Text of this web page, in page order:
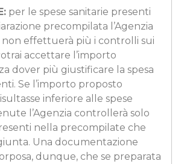
per le spese sanitarie presenti
precompilata l’Agenzia
effettuerà più i controlli sui
accettare l’importo
dover più giustificare la spesa
Se l’importo proposto
inferiore alle spese
l’Agenzia controllerà solo
nella precompilate che
Una documentazione
dunque, che se preparata